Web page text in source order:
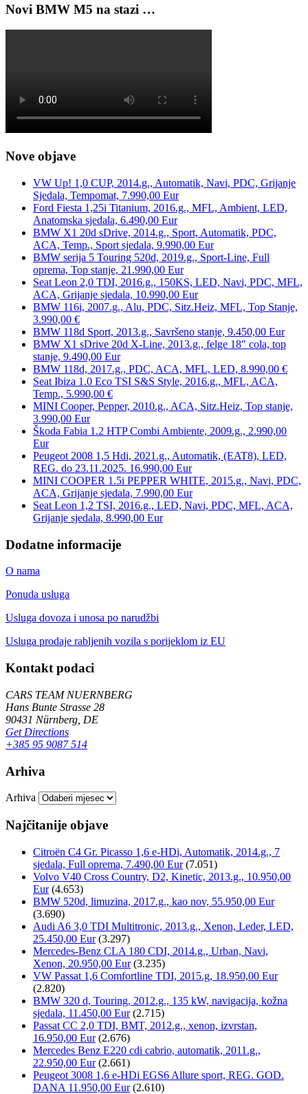
Novi BMW M5 na stazi …
Nove objave
VW Up! 1,0 CUP, 2014.g., Automatik, Navi, PDC, Grijanje
Sjedala, Tempomat, 7.990,00 Eur
Ford Fiesta 1,25i Titanium, 2016.g., MFL, Ambient, LED,
Anatomska sjedala, 6.490,00 Eur
BMW X1 20d sDrive, 2014.g., Sport, Automatik, PDC,
ACA, Temp., Sport sjedala, 9.990,00 Eur
BMW serija 5 Touring 520d, 2019.g., Sport-Line, Full
oprema, Top stanje, 21.990,00 Eur
Seat Leon 2,0 TDI, 2016.g., 150KS, LED, Navi, PDC, MFL,
ACA, Grijanje sjedala, 10.990,00 Eur
BMW 116i, 2007.g., Alu, PDC, Sitz.Heiz, MFL, Top Stanje,
3.990,00 €
BMW 118d Sport, 2013.g., Savršeno stanje, 9.450,00 Eur
BMW X1 sDrive 20d X-Line, 2013.g., felge 18″ cola, top
stanje, 9.490,00 Eur
BMW 118d, 2017.g., PDC, ACA, MFL, LED, 8.990,00 €
Seat Ibiza 1.0 Eco TSI S&S Style, 2016.g., MFL, ACA,
Temp., 5.990,00 €
MINI Cooper, Pepper, 2010.g., ACA, Sitz.Heiz, Top stanje,
3.990,00 Eur
Škoda Fabia 1.2 HTP Combi Ambiente, 2009.g., 2.990,00
Eur
Peugeot 2008 1,5 Hdi, 2021.g., Automatik, (EAT8), LED,
REG. do 23.11.2025. 16.990,00 Eur
MINI COOPER 1.5i PEPPER WHITE, 2015.g., Navi, PDC,
ACA, Grijanje sjedala, 7.990,00 Eur
Seat Leon 1,2 TSI, 2016.g., LED, Navi, PDC, MFL, ACA,
Grijanje sjedala, 8.990,00 Eur
Dodatne informacije
O nama
Ponuda usluga
Usluga dovoza i unosa po narudžbi
Usluga prodaje rabljenih vozila s porijeklom iz EU
Kontakt podaci
CARS TEAM NUERNBERG
Hans Bunte Strasse 28
90431 Nürnberg, DE
Get Directions
+385 95 9087 514
Arhiva
Arhiva
Najčitanije objave
Citroën C4 Gr. Picasso 1,6 e-HDi, Automatik, 2014.g., 7
sjedala, Full oprema, 7.490,00 Eur (7.051)
Volvo V40 Cross Country, D2, Kinetic, 2013.g., 10.950,00
Eur (4.653)
BMW 520d, limuzina, 2017.g., kao nov, 55.950,00 Eur
(3.690)
Audi A6 3,0 TDI Multitronic, 2013.g., Xenon, Leder, LED,
25.450,00 Eur (3.297)
Mercedes-Benz CLA 180 CDI, 2014.g., Urban, Navi,
Xenon, 20.950,00 Eur (3.235)
VW Passat 1,6 Comfortline TDI, 2015.g, 18.950,00 Eur
(2.820)
BMW 320 d, Touring, 2012.g., 135 kW, navigacija, kožna
sjedala, 11.450,00 Eur (2.715)
Passat CC 2,0 TDI, BMT, 2012.g., xenon, izvrstan,
16.950,00 Eur (2.676)
Mercedes Benz E220 cdi cabrio, automatik, 2011.g.,
22.950,00 Eur (2.661)
Peugeot 3008 1,6 e-HDi EGS6 Allure sport, REG. GOD.
DANA 11.950,00 Eur (2.610)